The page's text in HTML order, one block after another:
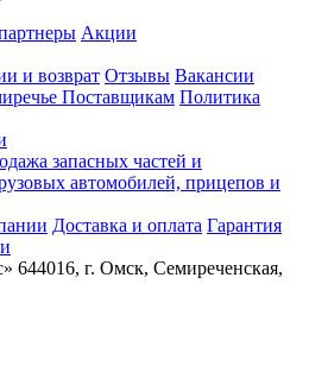
Акции
и возврат Отзывы Вакансии
Поставщикам Политика
запасных частей и
автомобилей, прицепов и
Доставка и оплата Гарантия
644016, г. Омск, Семиреченская,